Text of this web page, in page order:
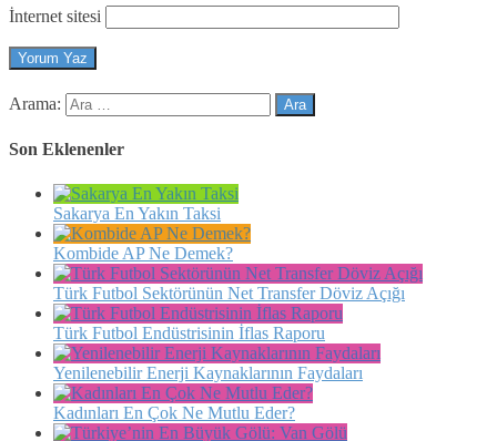
İnternet sitesi
Arama:
Son Eklenenler
Sakarya En Yakın Taksi
Kombide AP Ne Demek?
Türk Futbol Sektörünün Net Transfer Döviz Açığı
Türk Futbol Endüstrisinin İflas Raporu
Yenilenebilir Enerji Kaynaklarının Faydaları
Kadınları En Çok Ne Mutlu Eder?